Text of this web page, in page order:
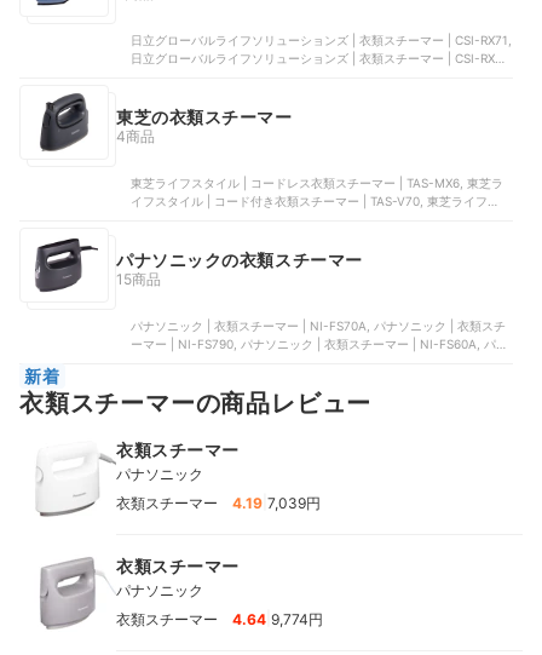
日立グローバルライフソリューションズ | 衣類スチーマー | CSI-RX71,
日立グローバルライフソリューションズ | 衣類スチーマー | CSI-RX51,
東芝の衣類スチーマー
4商品
東芝ライフスタイル | コードレス衣類スチーマー | TAS-MX6, 東芝ラ
イフスタイル | コード付き衣類スチーマー | TAS-V70, 東芝ライフスタ
パナソニックの衣類スチーマー
15商品
パナソニック | 衣類スチーマー | NI-FS70A, パナソニック | 衣類スチ
ーマー | NI-FS790, パナソニック | 衣類スチーマー | NI-FS60A, パナ
新着
衣類スチーマーの商品レビュー
衣類スチーマー
パナソニック
衣類スチーマー
4.19 7,039円
衣類スチーマー
パナソニック
衣類スチーマー
4.64 9,774円